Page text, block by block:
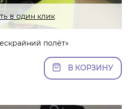
в один клик
полёт»
В КОРЗИНУ